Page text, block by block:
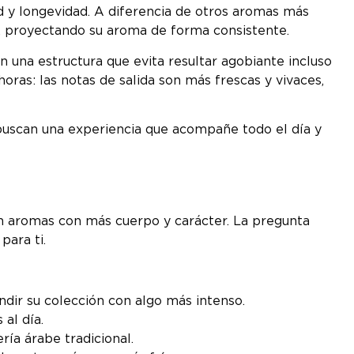
longevidad. A diferencia de otros aromas más
su aroma de forma consistente.
estructura que evita resultar agobiante incluso
las notas de salida son más frescas y vivaces,
una experiencia que acompañe todo el día y
con más cuerpo y carácter. La pregunta
ti.
su colección con algo más intenso.
al día.
árabe tradicional.